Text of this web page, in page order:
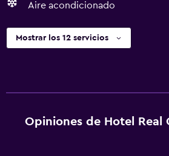
Aire acondicionado
Mostrar los 12 servicios
Opiniones de Hotel Real